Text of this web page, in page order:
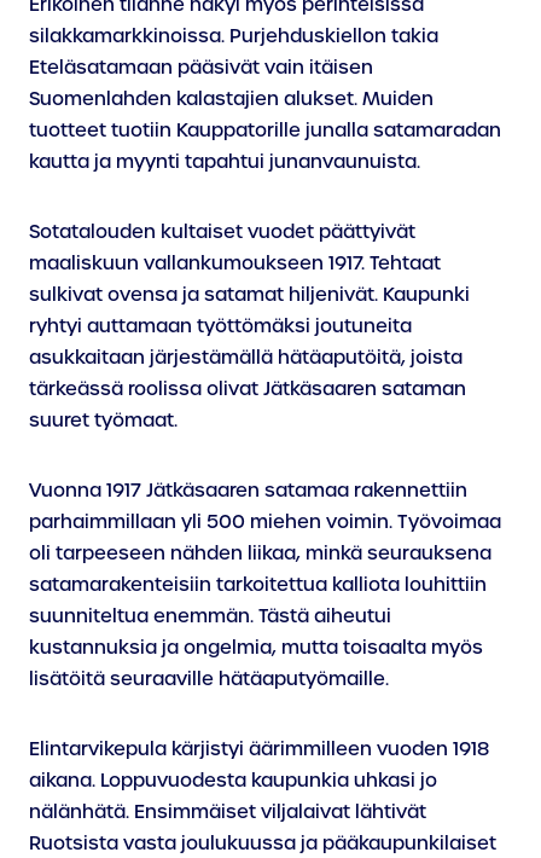
Erikoinen tilanne näkyi myös perinteisissä
silakkamarkkinoissa. Purjehduskiellon takia
Eteläsatamaan pääsivät vain itäisen
Suomenlahden kalastajien alukset. Muiden
tuotteet tuotiin Kauppatorille junalla satamaradan
kautta ja myynti tapahtui junanvaunuista.
Sotatalouden kultaiset vuodet päättyivät
maaliskuun vallankumoukseen 1917. Tehtaat
sulkivat ovensa ja satamat hiljenivät. Kaupunki
ryhtyi auttamaan työttömäksi joutuneita
asukkaitaan järjestämällä hätäaputöitä, joista
tärkeässä roolissa olivat Jätkäsaaren sataman
suuret työmaat.
Vuonna 1917 Jätkäsaaren satamaa rakennettiin
parhaimmillaan yli 500 miehen voimin. Työvoimaa
oli tarpeeseen nähden liikaa, minkä seurauksena
satamarakenteisiin tarkoitettua kalliota louhittiin
suunniteltua enemmän. Tästä aiheutui
kustannuksia ja ongelmia, mutta toisaalta myös
lisätöitä seuraaville hätäaputyömaille.
Elintarvikepula kärjistyi äärimmilleen vuoden 1918
aikana. Loppuvuodesta kaupunkia uhkasi jo
nälänhätä. Ensimmäiset viljalaivat lähtivät
Ruotsista vasta joulukuussa ja pääkaupunkilaiset